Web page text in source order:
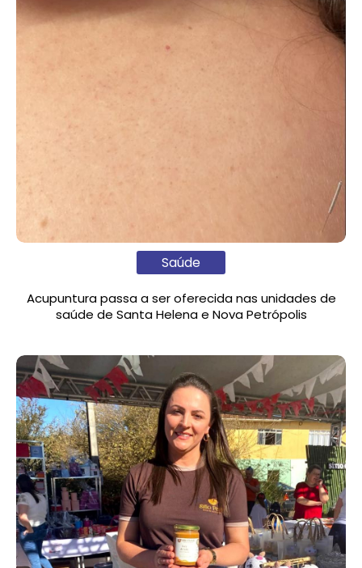
Saúde
Acupuntura passa a ser oferecida nas unidades de
saúde de Santa Helena e Nova Petrópolis